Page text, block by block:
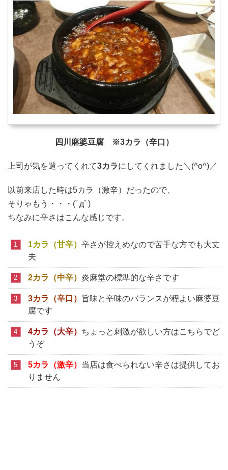
四川麻婆豆腐 ※3カラ（辛口）
上司が気を遣ってくれて3カラにしてくれました＼(^o^)／
以前来店した時は5カラ（激辛）だったので、
そりゃもう・・・(ﾟдﾟ)
ちなみに辛さはこんな感じです。
1カラ（甘辛） 辛さが控えめなので苦手な方でも大丈
夫
2カラ（中辛） 炎麻堂の標準的な辛さです
3カラ（辛口）
旨味と辛味のバランスが程よい麻婆豆
腐です
4カラ（大辛） ちょっと刺激が欲しい方はこちらでど
うぞ
5カラ（激辛） 当店は食べられない辛さは提供してお
りません